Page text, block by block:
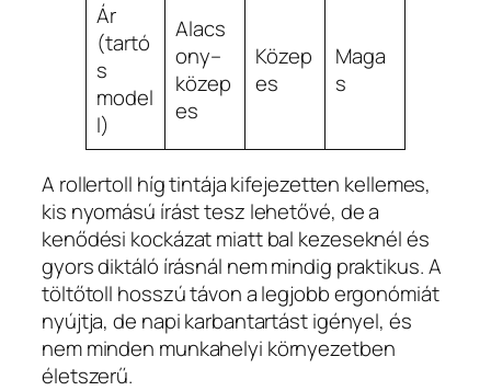
Ár
(tartó
s
model
l)
Alacs
ony–
közep
es
Közep
es
Maga
s
A rollertoll híg tintája kifejezetten kellemes,
kis nyomású írást tesz lehetővé, de a
kenődési kockázat miatt bal kezeseknél és
gyors diktáló írásnál nem mindig praktikus. A
töltőtoll hosszú távon a legjobb ergonómiát
nyújtja, de napi karbantartást igényel, és
nem minden munkahelyi környezetben
életszerű.